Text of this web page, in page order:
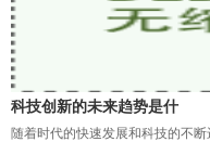
科技创新的未来趋势是什
随着时代的快速发展和科技的不